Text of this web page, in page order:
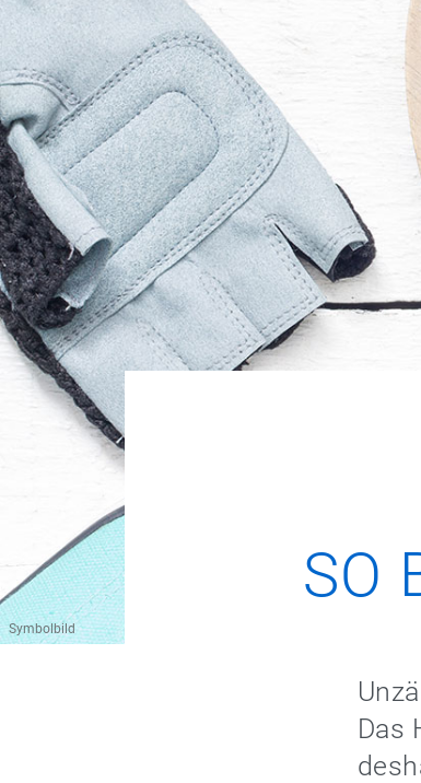
Symbolbild
SO
Das